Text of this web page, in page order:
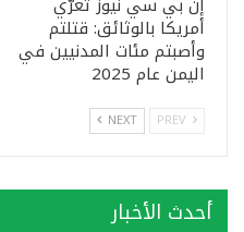
أمريكا بالوثائق: قتلتم
وأصبتم مئات المدنيين في
اليمن عام 2025
NEXT
أحدث الأخبار